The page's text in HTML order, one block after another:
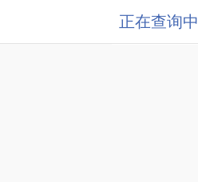
正在查询中